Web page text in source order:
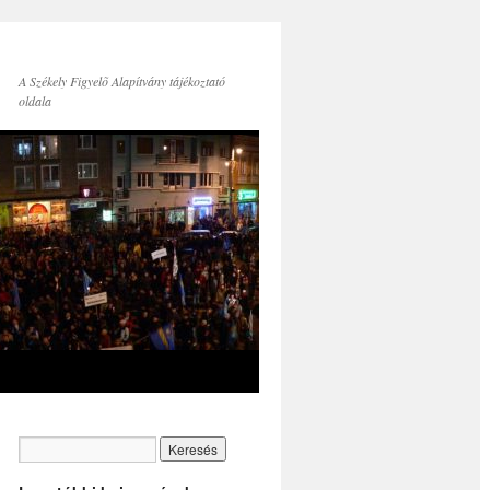
A Székely Figyelõ Alapítvány tájékoztató
oldala